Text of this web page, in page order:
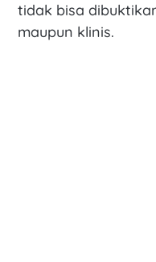
tidak bisa
maupun klinis.